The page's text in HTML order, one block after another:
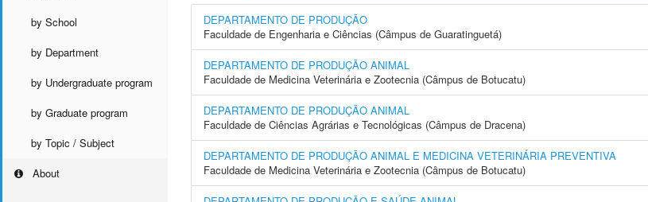
by School
by Department
by Undergraduate program
by Graduate program
by Topic / Subject
About
DEPARTAMENTO DE PRODUÇÃO
Faculdade de Engenharia e Ciências (Câmpus de Guaratinguetá)
DEPARTAMENTO DE PRODUÇÃO ANIMAL
Faculdade de Medicina Veterinária e Zootecnia (Câmpus de Botucatu)
DEPARTAMENTO DE PRODUÇÃO ANIMAL
Faculdade de Ciências Agrárias e Tecnológicas (Câmpus de Dracena)
DEPARTAMENTO DE PRODUÇÃO ANIMAL E MEDICINA VETERINÁRIA PREVENTIVA
Faculdade de Medicina Veterinária e Zootecnia (Câmpus de Botucatu)